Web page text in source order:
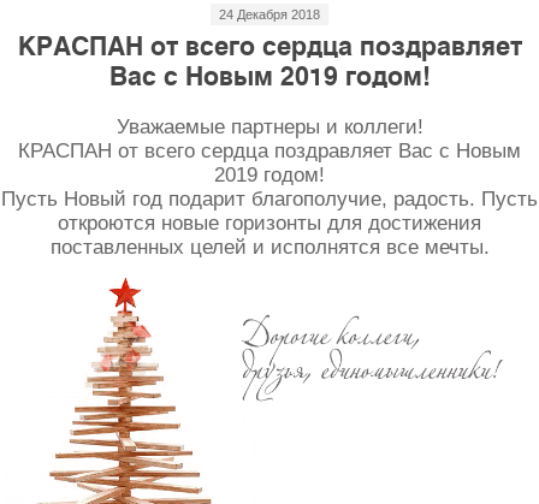
24 Декабря 2018
КРАСПАН от всего сердца поздравляет
Вас с Новым 2019 годом!
Уважаемые партнеры и коллеги!
КРАСПАН от всего сердца поздравляет Вас с Новым
2019 годом!
Пусть Новый год подарит благополучие, радость. Пусть
откроются новые горизонты для достижения
поставленных целей и исполнятся все мечты.